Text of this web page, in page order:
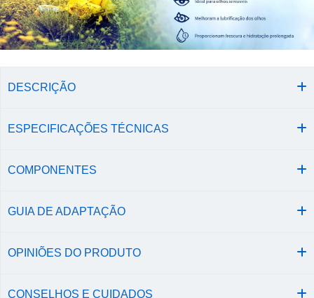
DESCRIÇÃO
ESPECIFICAÇÕES TÉCNICAS
COMPONENTES
GUIA DE ADAPTAÇÃO
OPINIÕES DO PRODUTO
CONSELHOS E CUIDADOS